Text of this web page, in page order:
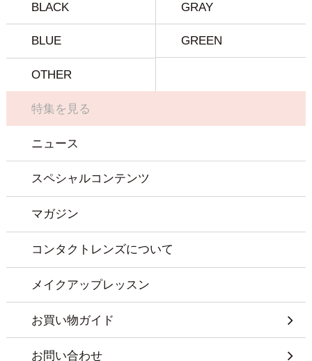
BLACK GRAY
BLUE GREEN
OTHER
特集を見る
ニュース
スペシャルコンテンツ
マガジン
コンタクトレンズについて
メイクアップレッスン
お買い物ガイド
お問い合わせ